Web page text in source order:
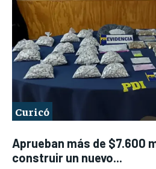
Curicó
Aprueban más de $7.600
construir un nuevo...